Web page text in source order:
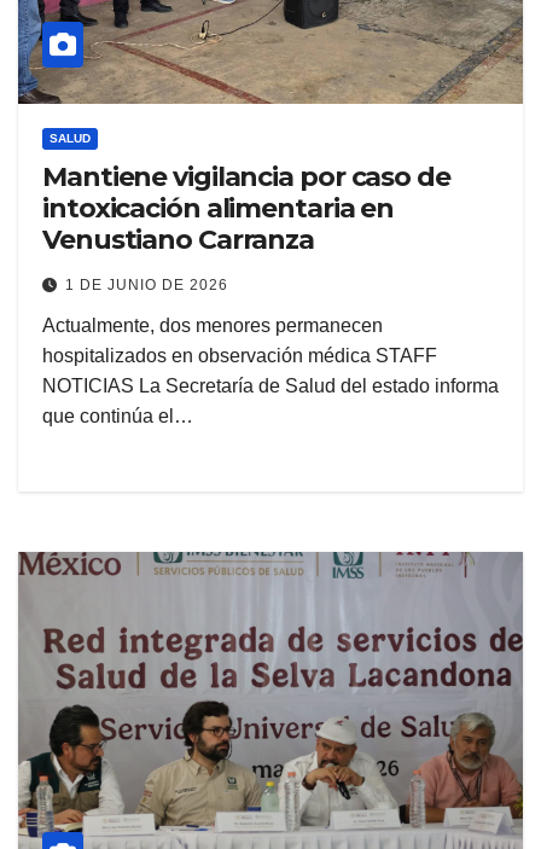
SALUD
Mantiene vigilancia por caso de
intoxicación alimentaria en
Venustiano Carranza
1 DE JUNIO DE 2026
Actualmente, dos menores permanecen
hospitalizados en observación médica STAFF
NOTICIAS La Secretaría de Salud del estado informa
que continúa el…